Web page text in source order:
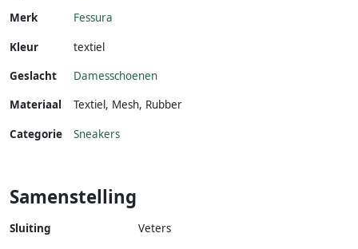
Merk Fessura
Kleur
textiel
Geslacht
Damesschoenen
Materiaal
Textiel , Mesh, Rubber
Categorie Sneakers
Samenstelling
Sluiting
Veters